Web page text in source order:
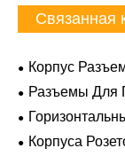
Связанная
Корпус
Разъемы Для
AMPSEAL
Корпуса